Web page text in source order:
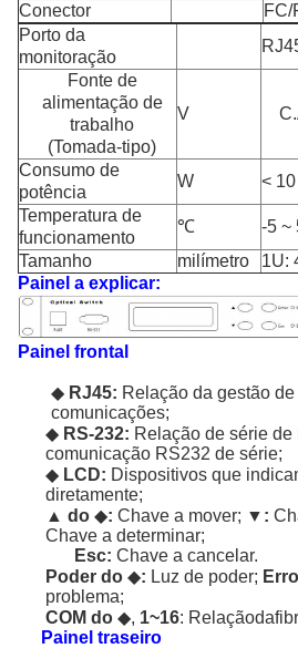
Conector
FC/
Porto da
monitoração
Fonte de
alimentação de
trabalho
(Tomada-tipo)
V
Consumo de
potência
W
< 10
Temperatura de
funcionamento
℃
-5 ~
Tamanho
milímetro
1U:
Painel a explicar:
Painel frontal
◆ RJ45: Relação da gestão
comunicações;
◆ RS-232: Relação de série
comunicação RS232 de série;
◆ LCD: Dispositivos que
diretamente;
▲ do◆: Chave a mover; ▼:
Chave a determinar;
Esc: Chave a cancelar.
Poder do◆: Luz de poder;
problema;
COM do◆, 1~16:
Painel traseiro